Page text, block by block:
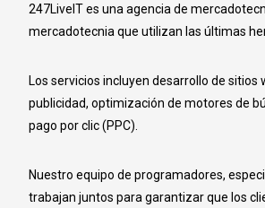
247LiveIT es una agencia de
mercadotecnia que utilizan las últimas
Los servicios incluyen desarrollo de
publicidad, optimización de motores de
pago por clic (PPC).
Nuestro equipo de programadores,
trabajan juntos para garantizar que los